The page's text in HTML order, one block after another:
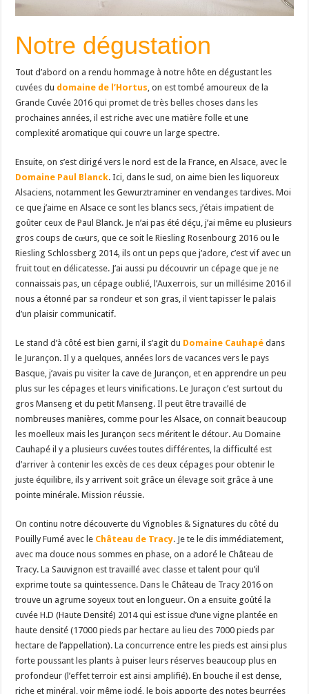
Notre dégustation
Tout d’abord on a rendu hommage à notre hôte en dégustant les
cuvées du domaine de l’Hortus , on est tombé amoureux de la
Grande Cuvée 2016 qui promet de très belles choses dans les
prochaines années, il est riche avec une matière folle et une
complexité aromatique qui couvre un large spectre.
Ensuite, on s’est dirigé vers le nord est de la France, en Alsace, avec le
Domaine Paul Blanck. Ici, dans le sud, on aime bien les liquoreux
Alsaciens, notamment les Gewurztraminer en vendanges tardives. Moi
ce que j’aime en Alsace ce sont les blancs secs, j’étais impatient de
goûter ceux de Paul Blanck. Je n’ai pas été déçu, j’ai même eu plusieurs
gros coups de cœurs, que ce soit le Riesling Rosenbourg 2016 ou le
Riesling Schlossberg 2014, ils ont un peps que j’adore, c’est vif avec un
fruit tout en délicatesse. J’ai aussi pu découvrir un cépage que je ne
connaissais pas, un cépage oublié, l’Auxerrois, sur un millésime 2016 il
nous a étonné par sa rondeur et son gras, il vient tapisser le palais
d’un plaisir communicatif.
Le stand d’à côté est bien garni, il s’agit du Domaine Cauhapé dans
le Jurançon. Il y a quelques, années lors de vacances vers le pays
Basque, j’avais pu visiter la cave de Jurançon, et en apprendre un peu
plus sur les cépages et leurs vinifications. Le Juraçon c’est surtout du
gros Manseng et du petit Manseng. Il peut être travaillé de
nombreuses manières, comme pour les Alsace, on connait beaucoup
les moelleux mais les Jurançon secs méritent le détour. Au Domaine
Cauhapé il y a plusieurs cuvées toutes différentes, la difficulté est
d’arriver à contenir les excès de ces deux cépages pour obtenir le
juste équilibre, ils y arrivent soit grâce un élevage soit grâce à une
pointe minérale. Mission réussie.
On continu notre découverte du Vignobles & Signatures du côté du
Pouilly Fumé avec le Château de Tracy. Je te le dis immédiatement,
avec ma douce nous sommes en phase, on a adoré le Château de
Tracy. La Sauvignon est travaillé avec classe et talent pour qu’il
exprime toute sa quintessence. Dans le Château de Tracy 2016 on
trouve un agrume soyeux tout en longueur. On a ensuite goûté la
cuvée H.D (Haute Densité) 2014 qui est issue d’une vigne plantée en
haute densité (17000 pieds par hectare au lieu des 7000 pieds par
hectare de l’appellation). La concurrence entre les pieds est ainsi plus
forte poussant les plants à puiser leurs réserves beaucoup plus en
profondeur (l’effet terroir est ainsi amplifié). En bouche il est dense,
riche et minéral, voir même iodé, le bois apporte des notes beurrées